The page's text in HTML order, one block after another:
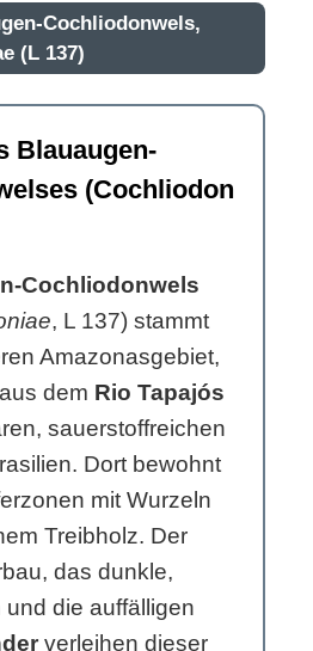
Cochliodonwels,
(L 137)
Blauaugen-
(Cochliodon
Cochliodonwels
, L 137) stammt
Amazonasgebiet,
dem Rio Tapajós
sauerstoffreichen
Dort bewohnt
mit Wurzeln
Treibholz. Der
das dunkle,
die auffälligen
verleihen dieser